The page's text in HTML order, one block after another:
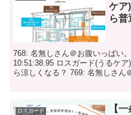
ケア
ら普
768: 名無しさん＠お腹いっぱい。 (ﾜｯﾁｮｲ
10:51:38.95 ロスガード(うるケア)の換気、自動から普通換気にした
ら涼しくなる？ 769: 名無
ロスガード
【